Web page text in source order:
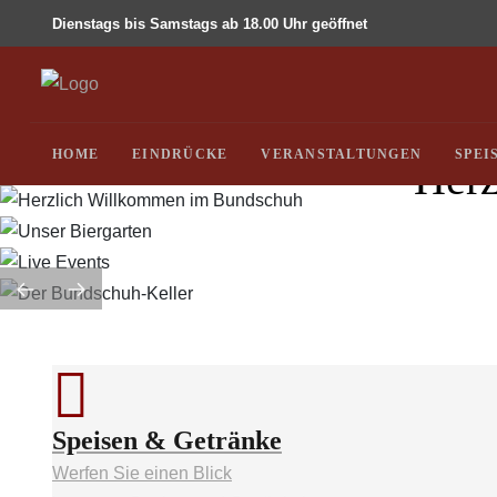
Dienstags bis Samstags ab 18.00 Uhr geöffnet
HOME EINDRÜCKE VERANSTALTUNGEN
Speisen & Getränke
Werfen Sie einen Blick